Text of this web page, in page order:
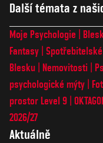
Další témata z
Moje Psychologie
Fantasy
Blesku
Nemovitosti
psychologické mýty
prostor Level 9
2026/27
Aktuálně